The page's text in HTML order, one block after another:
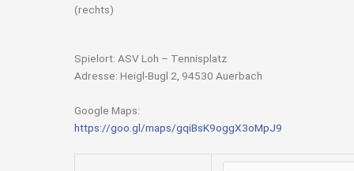
(rechts)
Spielort: ASV Loh – Tennisplatz
Adresse: Heigl-Bugl 2, 94530 Auerbach
Google Maps:
https://goo.gl/maps/gqiBsK9oggX3oMpJ9